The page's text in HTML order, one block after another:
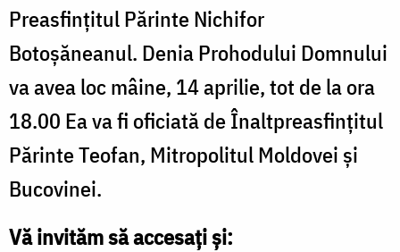
Preasfințitul Părinte Nichifor
Botoșăneanul. Denia Prohodului Domnului
va avea loc mâine, 14 aprilie, tot de la ora
18.00 Ea va fi oficiată de Înaltpreasfințitul
Părinte Teofan, Mitropolitul Moldovei și
Bucovinei.
Vă invităm să accesați și: